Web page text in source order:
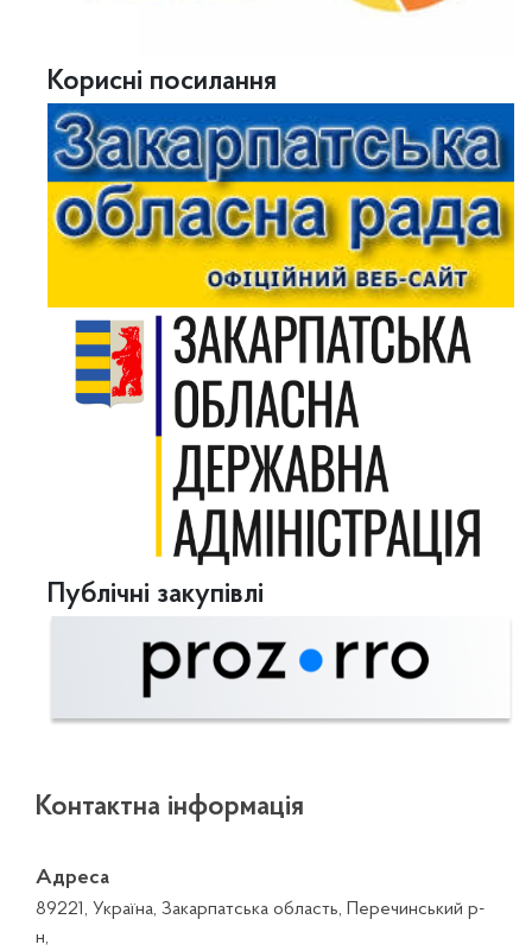
Корисні посилання
Публічні закупівлі
Контактна інформація
Адреса
89221, Україна, Закарпатська область, Перечинський р-
н,